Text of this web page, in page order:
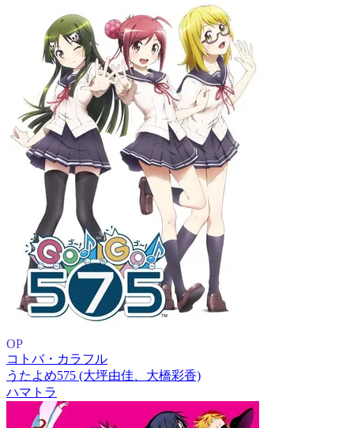
OP
コトバ・カラフル
うたよめ575 (大坪由佳、大橋彩香)
ハマトラ